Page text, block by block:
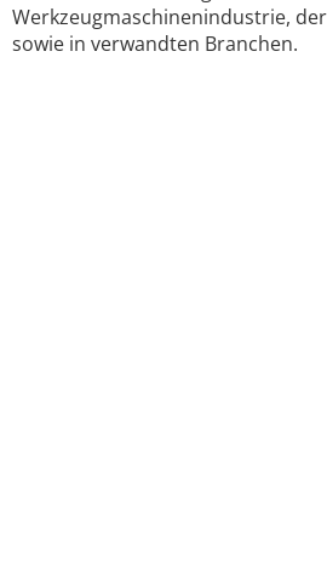
Werkzeugmaschinenindustrie,
sowie in verwandten Branchen.